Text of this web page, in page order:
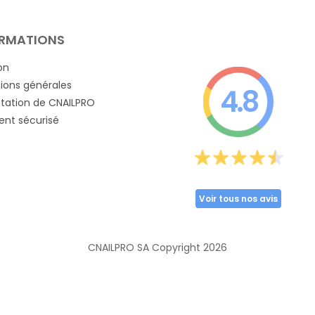
générales
de CNAILPRO
sécurisé
4.8
Voir tous nos avis
CNAILPRO SA Copyright 2026